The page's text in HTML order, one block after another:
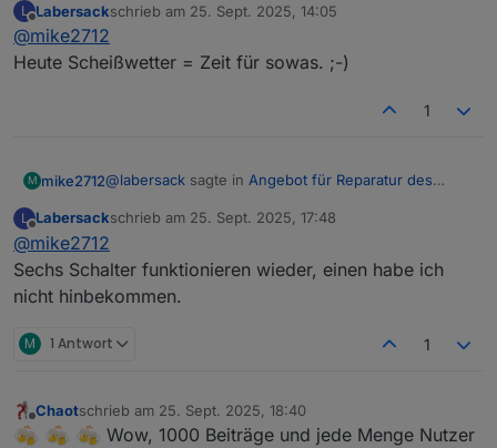
Paket ist angekommen.
super,danke für die Nachricht, wie gesagt es eilt
L
Offline
Labersackschrieb am 25. Sept. 2025, 14:05
zuletzt editiert von
@mike2712
Heute Scheißwetter = Zeit für sowas. ;-)
1
M mike2712@labersack sagte in Angebot für Reparatur des
Paket ist angekommen.
super,danke für die Nachricht, wie gesagt es eilt
wirklich nicht, so wie Du Zeit und Lust hast
L
Offline
Labersackschrieb am 25. Sept. 2025, 17:48
zuletzt editiert von
@mike2712
Sechs Schalter funktionieren wieder, einen habe ich
nicht hinbekommen.
M 1 Antwort 1
Offline
Chaotschrieb am 25. Sept. 2025, 18:40
zuletzt editiert von
Wow, 1000 Beiträge und jede Menge Nutzer